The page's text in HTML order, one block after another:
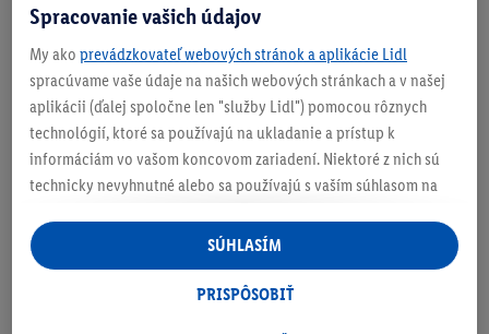
Zistite svoju veľkosť
O produkte
Spracovanie vašich údajov
My ako prevádzkovateľ webových stránok a aplikácie Lidl
spracúvame vaše údaje na našich webových stránkach a v našej
aplikácii (ďalej spoločne len "služby Lidl") pomocou rôznych
technológií, ktoré sa používajú na ukladanie a prístup k
informáciám vo vašom koncovom zariadení. Niektoré z nich sú
technicky nevyhnutné alebo sa používajú s vaším súhlasom na
personalizovanú reklamu v rámci služieb Lidl aj mimo nich. Ak
ste účastníkom programu Lidl Plus, na tieto účely sa spracúvajú
aj údaje z vášho nákupného správania v obchode.
PRISPÔSOBIŤ
SÚHLASÍM